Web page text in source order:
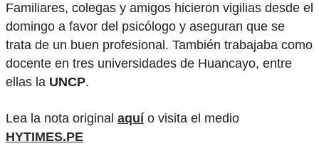
Familiares, colegas y amigos hicieron vigilias desde el
domingo a favor del psicólogo y aseguran que se
trata de un buen profesional. También trabajaba como
docente en tres universidades de Huancayo, entre
ellas la UNCP.
Lea la nota original aquí o visita el medio
HYTIMES.PE